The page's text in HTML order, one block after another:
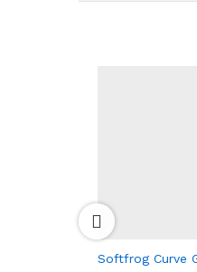
Softfrog Curve